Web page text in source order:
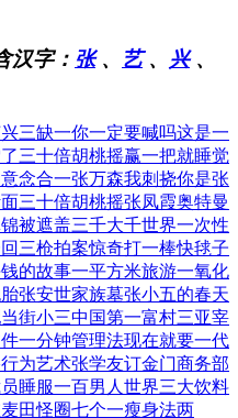
汉字： 张、 艺、 兴、
三缺一你一定要喊吗这是一
三十倍胡桃摇赢一把就睡觉
念合一张万森我刺挠你是张
三十倍胡桃摇张凤霞奥特曼
被遮盖三千大千世界一次性
三枪拍案惊奇打一棒快毬子
的故事一平方米旅游一氧化
张安世家族墓张小五的春天
街小三中国第一富村三亚宰
一分钟管理法现在就要一代
为艺术张学友订金门商务部
睡服一百男人 世界三大饮料
田怪圈七个一瘦身法两